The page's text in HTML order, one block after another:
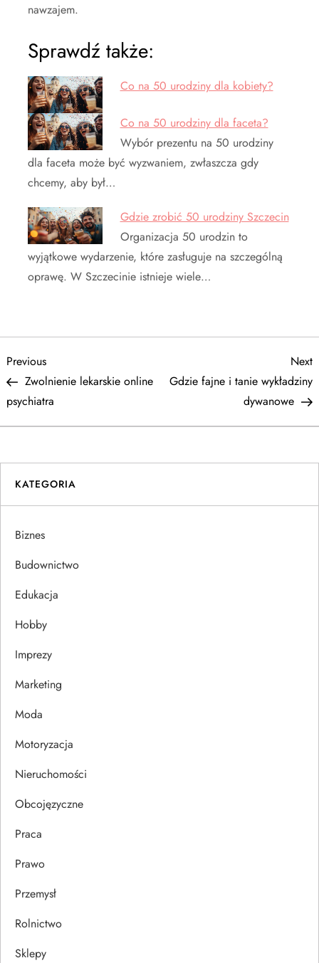
nawzajem.
Sprawdź także:
Co na 50 urodziny dla kobiety?
Co na 50 urodziny dla faceta?
Wybór prezentu na 50 urodziny
dla faceta może być wyzwaniem, zwłaszcza gdy
chcemy, aby był…
Gdzie zrobić 50 urodziny Szczecin
Organizacja 50 urodzin to
wyjątkowe wydarzenie, które zasługuje na szczególną
oprawę. W Szczecinie istnieje wiele…
N
a
w
i
g
a
c
a
w
p
u
Previous
Post
Previous
Zwolnienie lekarskie online
psychiatra
Next
Gdzie fajne i tanie wykładziny
dywanowe
KATEGORIA
Biznes
Budownictwo
Edukacja
Hobby
Imprezy
Marketing
Moda
Motoryzacja
Nieruchomości
Obcojęzyczne
Praca
Prawo
Przemysł
Rolnictwo
Sklepy